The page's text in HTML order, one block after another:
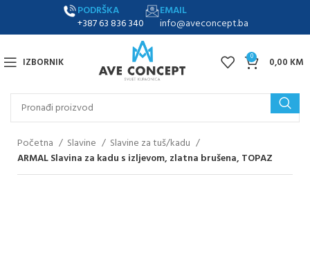
PODRŠKA
+387 63 836 340
EMAIL
info@aveconcept.ba
IZBORNIK 0 0,00 KM
Početna Slavine
Slavine za tuš/kadu
ARMAL Slavina za kadu s izljevom, zlatna brušena, TOPAZ